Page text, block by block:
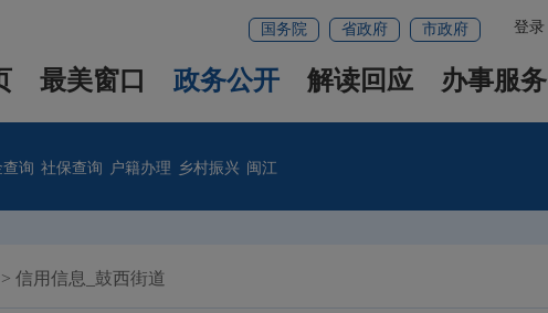
登录
国务院 省政府 市政府
最美窗口 政务公开 解读回应 办事服务
询 社保查询 户籍办理 乡村振兴 闽江
> 信用信息_鼓西街道